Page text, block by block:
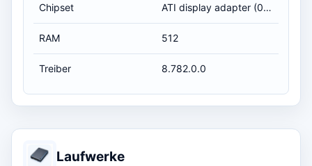
Chipset ATI display adapter (0x9442)
RAM 512
Treiber 8.782.0.0
Laufwerke